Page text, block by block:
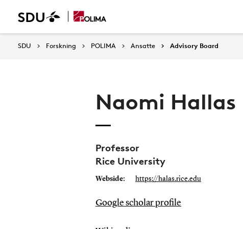
SDU Forskning POLIMA Ansatte Advisory Board
Naomi Hallas
Professor
Rice University
Webside: https://halas.rice.edu
Google scholar profile